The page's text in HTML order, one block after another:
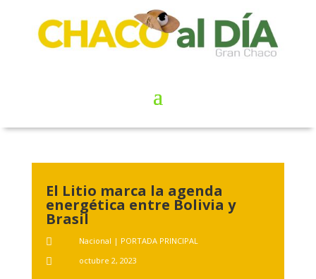
El Litio marca la agenda
energética entre Bolivia y
Brasil
 Nacional | PORTADA PRINCIPAL
 octubre 2, 2023